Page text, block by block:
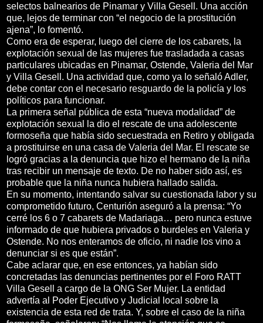
selectos balnearios de Pinamar y Villa Gesell. Una acción
que, lejos de terminar con “el negocio de la prostitución
ajena”, lo fomentó.
Como era de esperar, luego del cierre de los cabarets, la
explotación sexual de las mujeres fue trasladada a casas
particulares ubicadas en Pinamar, Ostende, Valeria del Mar
y Villa Gesell. Una actividad que, como ya lo señaló Adler,
debe contar con el necesario resguardo de la policía y los
políticos para funcionar.
La primera señal pública de esta “nueva modalidad” de
explotación sexual la dio el rescate de una adolescente
formoseña que había sido secuestrada en Retiro y obligada
a prostituirse en una casa de Valeria del Mar. El rescate se
logró gracias a la denuncia que hizo el hermano de la niña
tras recibir un mensaje de texto. De no haber sido así, es
probable que la niña nunca hubiera hallado salida.
En su momento, intentando salvar su cuestionada labor y su
comprometido futuro, Centurión aseguró a la prensa: “Yo
cerré los 6 o 7 cabarets de Madariaga… pero nunca estuve
informado de que hubiera privados o burdeles en Valeria y
Ostende. No nos enteramos de oficio, ni nadie los vino a
denunciar si es que están”.
Cabe aclarar que, en ese entonces, ya habían sido
concretadas las denuncias pertinentes por el Foro RATT
Villa Gesell a cargo de la ONG Ser Mujer. La entidad
advertía al Poder Ejecutivo y Judicial local sobre la
existencia de esta red de trata. Y, sobre el caso de la niña